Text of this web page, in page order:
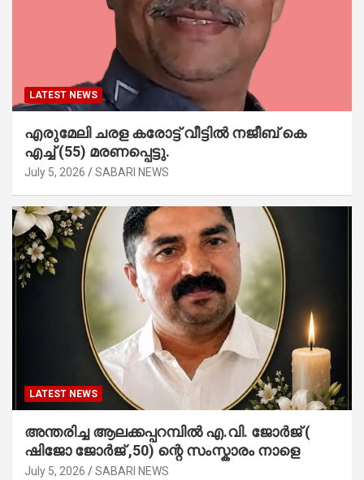
LATEST NEWS
എരുമേലി ചരള കരോട്ട് വീട്ടിൽ നജീബ് കെ
എച്ച് (55) മരണപ്പെട്ടു.
July 5, 2026 SABARI NEWS
LATEST NEWS
അന്തരിച്ച ആ​ല​ക്ക​പ്പ​റമ്പിൽ​ എ.​വി. ജോ​ർ​ജ് (
ഷിജോ ജോർജ് ,50) ന്റെ സംസ്കാരം നാളെ
July 5, 2026 SABARI NEWS